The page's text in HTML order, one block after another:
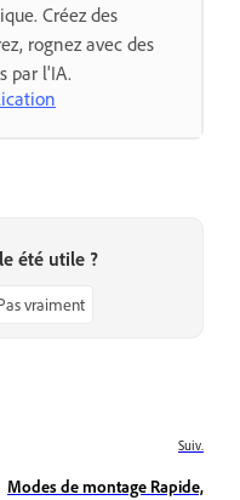
Créez des
rognez avec des
par l'IA.
été utile ?
vraiment
Suiv.
Modes de montage Rapide,